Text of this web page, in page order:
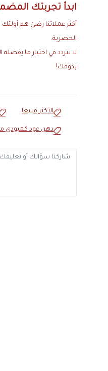
ابدأ تجربتك
أكثر عملائنا رضىً هم
الحصرية.
لا تتردد في اختيار ما
بذوقك!
الأكثر مبيعا
دهن عود كمبودي